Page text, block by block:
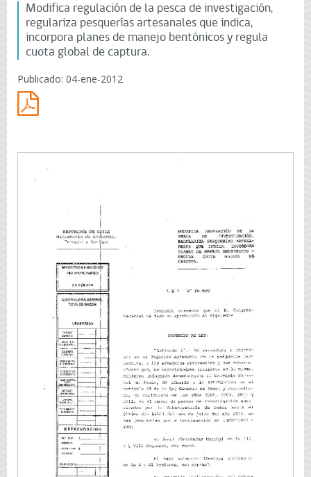
Modifica regulación de la pesca de investigación,
regulariza pesquerías artesanales que indica,
incorpora planes de manejo bentónicos y regula
cuota global de captura.
Publicado: 04-ene-2012